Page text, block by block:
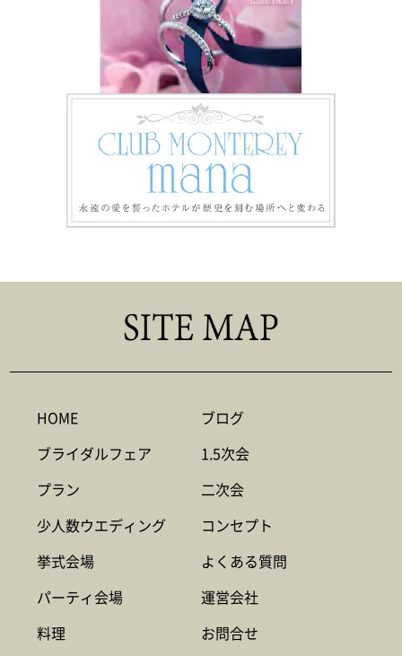
HOME
ブライダルフェア
プラン
少人数ウエディング
挙式会場
パーティ会場
料理
ブログ
1.5次会
二次会
コンセプト
よくある質問
運営会社
お問合せ